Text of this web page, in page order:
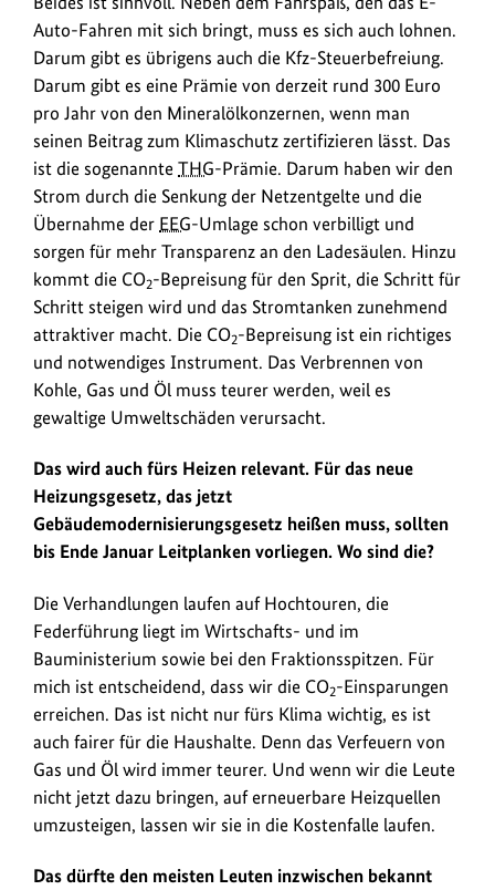
Auto-Fahren mit sich bringt, muss es sich auch lohnen.
Darum gibt es übrigens auch die Kfz-Steuerbefreiung.
Darum gibt es eine Prämie von derzeit rund 300 Euro
pro Jahr von den Mineralölkonzernen, wenn man
seinen Beitrag zum Klimaschutz zertifizieren lässt. Das
ist die sogenannte THG-Prämie. Darum haben wir den
Strom durch die Senkung der Netzentgelte und die
Übernahme der EEG-Umlage schon verbilligt und
sorgen für mehr Transparenz an den Ladesäulen. Hinzu
kommt die CO2-Bepreisung für den Sprit, die Schritt für
Schritt steigen wird und das Stromtanken zunehmend
attraktiver macht. Die CO2-Bepreisung ist ein richtiges
und notwendiges Instrument. Das Verbrennen von
Kohle, Gas und Öl muss teurer werden, weil es
gewaltige Umweltschäden verursacht.
Das wird auch fürs Heizen relevant. Für das neue
Heizungsgesetz, das jetzt
Gebäudemodernisierungsgesetz heißen muss, sollten
bis Ende Januar Leitplanken vorliegen. Wo sind die?
Die Verhandlungen laufen auf Hochtouren, die
Federführung liegt im Wirtschafts- und im
Bauministerium sowie bei den Fraktionsspitzen. Für
mich ist entscheidend, dass wir die CO2-Einsparungen
erreichen. Das ist nicht nur fürs Klima wichtig, es ist
auch fairer für die Haushalte. Denn das Verfeuern von
Gas und Öl wird immer teurer. Und wenn wir die Leute
nicht jetzt dazu bringen, auf erneuerbare Heizquellen
umzusteigen, lassen wir sie in die Kostenfalle laufen.
Das dürfte den meisten Leuten inzwischen bekannt